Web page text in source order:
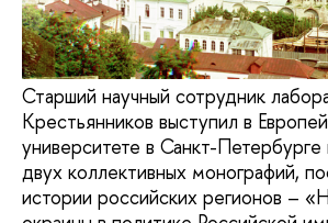
Старший научный сотрудник
Крестьянников выступил в
университете в Санкт-Петербурге
двух коллективных монографий,
истории российских регионов –